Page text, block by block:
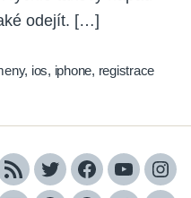
odejít. […]
, ios, iphone, registrace
RSS TwitterFacebook
YouTube